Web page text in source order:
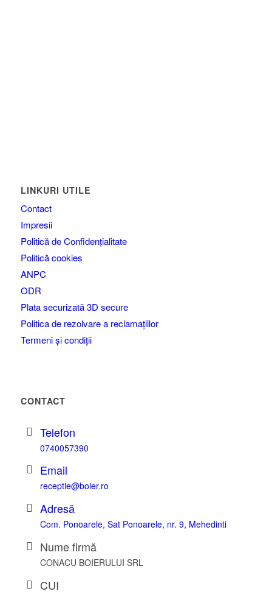
LINKURI UTILE
Contact
Impresii
Politică de Confidențialitate
Politică cookies
ANPC
ODR
Plata securizată 3D secure
Politica de rezolvare a reclamațiilor
Termeni și condiții
CONTACT
Telefon
0740057390
Email
receptie@boier.ro
Adresă
Com. Ponoarele, Sat Ponoarele, nr. 9, Mehedinti
Nume firmă
CONACU BOIERULUI SRL
CUI